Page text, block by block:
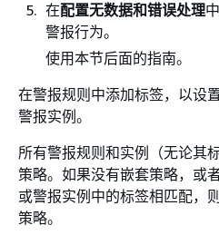
在配置无数据和错误处理
警报行为。
使用本节后面的指南。
在警报规则中添加标签，以设
警报实例。
所有警报规则和实例（无论其
策略。如果没有嵌套策略，或
或警报实例中的标签相匹配，
策略。